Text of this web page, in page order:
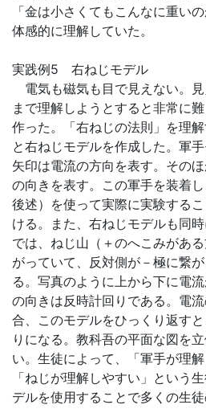
「金は小さくてもこんなに重い
体感的に理解していた。
実践例5 右ねじモデル
電気も磁気も目で見えない。
まで理解しようとすると非常に
作った。「右ねじの法則」を理
と右ねじモデルを作成した。軍
矢印は電流の方向を表す。その
の向きを表す。この軍手を装着
後述）を使って実際に実験する
ける。また、右ねじモデルも同
では、ねじ山（＋のへこみがあ
がっていて、反対側が－極に繋
る。写真のように上から下に電
の向きは反時計回りである。電
合、このモデルをひっくり返す
りになる。教科吾の平面な図を
い。生徒によって、「軍手が理
「ねじが理解しやすい」という
デルを使用することで多くの生徒